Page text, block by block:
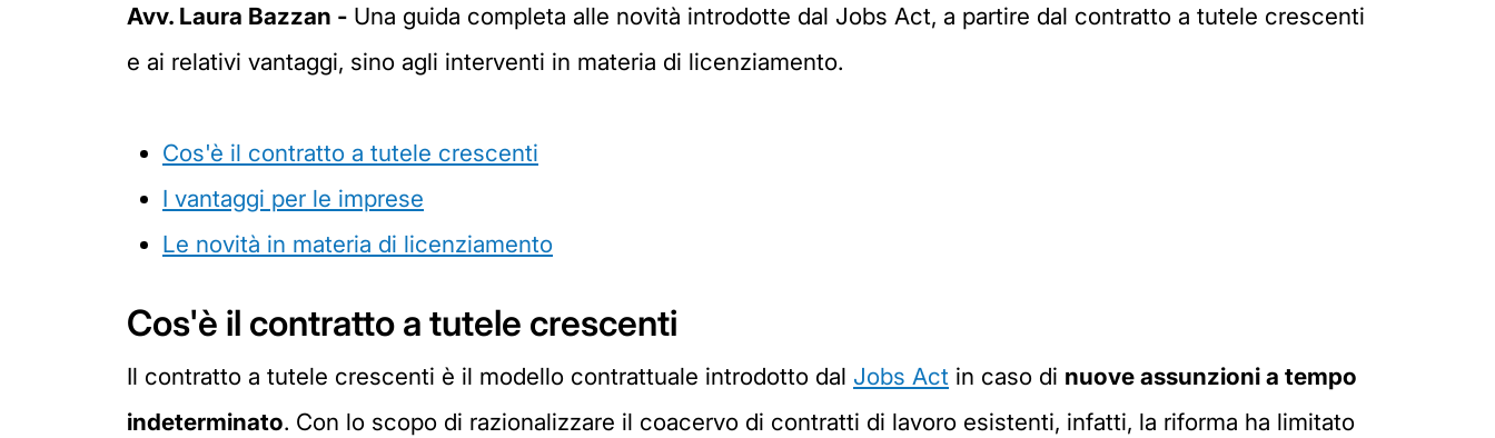
Avv. Laura Bazzan - Una guida completa alle novità introdotte dal Jobs Act, a partire dal contratto a tutele crescenti
e ai relativi vantaggi, sino agli interventi in materia di licenziamento.
Cos'è il contratto a tutele crescenti
I vantaggi per le imprese
Le novità in materia di licenziamento
Cos'è il contratto a tutele crescenti
Il contratto a tutele crescenti è il modello contrattuale introdotto dal Jobs Act in caso di nuove assunzioni a tempo
indeterminato. Con lo scopo di razionalizzare il coacervo di contratti di lavoro esistenti, infatti, la riforma ha limitato